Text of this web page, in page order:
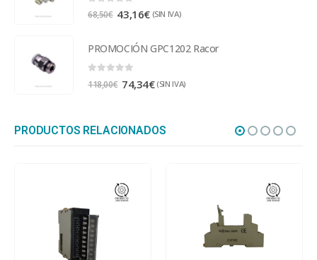
68,50€ 43,16€ (SIN IVA)
PROMOCIÓN GPC1202 Racor
118,00€ 74,34€ (SIN IVA)
PRODUCTOS RELACIONADOS